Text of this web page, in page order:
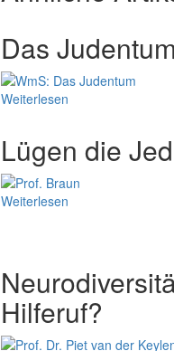
Das Judentum
Weiterlesen
Lügen die
Weiterlesen
Hilferuf?